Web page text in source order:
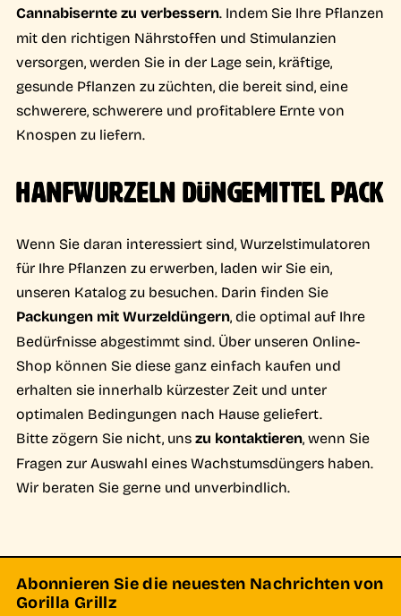
Cannabisernte zu verbessern. Indem Sie Ihre Pflanzen
mit den richtigen Nährstoffen und Stimulanzien
versorgen, werden Sie in der Lage sein, kräftige,
gesunde Pflanzen zu züchten, die bereit sind, eine
schwerere, schwerere und profitablere Ernte von
Knospen zu liefern.
HANFWURZELN DÜNGEMITTEL PACK
Wenn Sie daran interessiert sind, Wurzelstimulatoren
für Ihre Pflanzen zu erwerben, laden wir Sie ein,
unseren Katalog zu besuchen. Darin finden Sie
Packungen mit Wurzeldüngern, die optimal auf Ihre
Bedürfnisse abgestimmt sind. Über unseren Online-
Shop können Sie diese ganz einfach kaufen und
erhalten sie innerhalb kürzester Zeit und unter
optimalen Bedingungen nach Hause geliefert.
Bitte zögern Sie nicht, unszu kontaktieren, wenn Sie
Fragen zur Auswahl eines Wachstumsdüngers haben.
Wir beraten Sie gerne und unverbindlich.
Abonnieren Sie die neuesten Nachrichten von
Gorilla Grillz